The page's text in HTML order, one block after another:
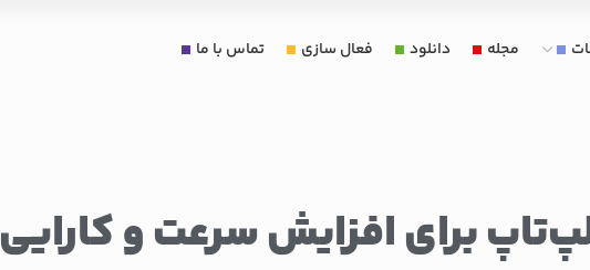
مجله دانلود فعال سازی تماس با ما
برای افزایش سرعت و کارایی